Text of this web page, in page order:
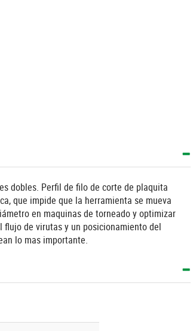
dobles. Perfil de filo de corte de plaquita
que impide que la herramienta se mueva
en maquinas de torneado y optimizar
de virutas y un posicionamiento del
lo mas importante.